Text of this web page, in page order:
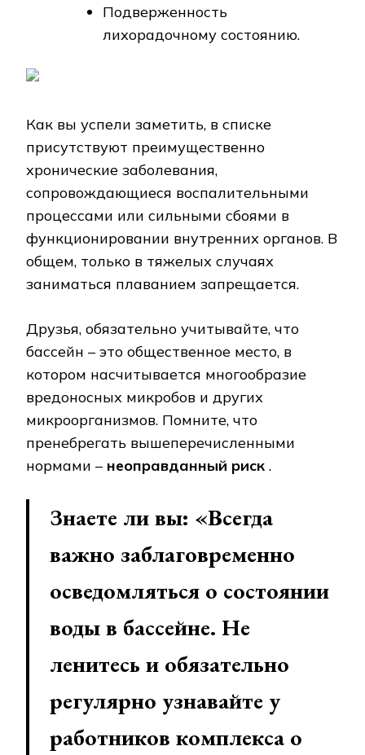
Подверженность
лихорадочному состоянию.
Как вы успели заметить, в списке
присутствуют преимущественно
хронические заболевания,
сопровождающиеся воспалительными
процессами или сильными сбоями в
функционировании внутренних органов. В
общем, только в тяжелых случаях
заниматься плаванием запрещается.
Друзья, обязательно учитывайте, что
бассейн – это общественное место, в
котором насчитывается многообразие
вредоносных микробов и других
микроорганизмов. Помните, что
пренебрегать вышеперечисленными
нормами – неоправданный риск .
Знаете ли вы: «Всегда
важно заблаговременно
осведомляться о состоянии
воды в бассейне. Не
ленитесь и обязательно
регулярно узнавайте у
работников комплекса о